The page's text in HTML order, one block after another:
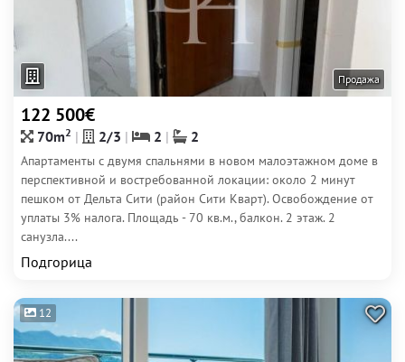
Продажа
122 500€
70m2 2/3 2 2
Апартаменты с двумя спальнями в новом малоэтажном доме в
перспективной и востребованной локации: около 2 минут
пешком от Дельта Сити (район Сити Кварт). Освобождение от
уплаты 3% налога. Площадь - 70 кв.м., балкон. 2 этаж. 2
санузла....
Подгорица
12